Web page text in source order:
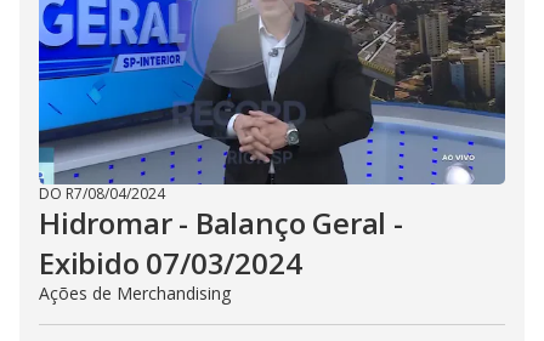
DO R7/08/04/2024
Hidromar - Balanço Geral -
Exibido 07/03/2024
Ações de Merchandising